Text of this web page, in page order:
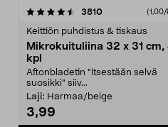
3810arvostelut (1,00/
Keittiön puhdistus & tiskaus
Mikrokuituliina 32 x 31 cm,
kpl
Aftonbladetin "itsestään selvä
suosikki" siiv...
Laji: Harmaa/beige
3,99
4.5viidestä